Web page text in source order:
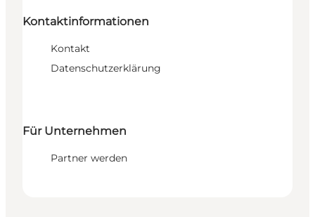
Kontaktinformationen
Kontakt
Datenschutzerklärung
Für Unternehmen
Partner werden